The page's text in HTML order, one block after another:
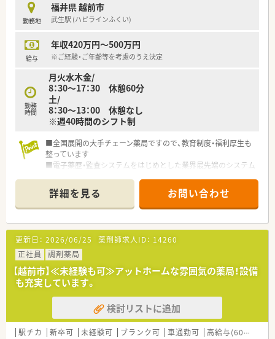
勤務地
福井県 越前市
武生駅 (ハピラインふくい)
給与
年収420万円～500万円
※ご経験・ご年齢等を考慮のうえ決定
勤務
時間
月火水木金/
8：30～17：30 休憩60分
土/
8：30～13：00 休憩なし
※週40時間のシフト制
■全国展開の大手チェーン薬局ですので、教育制度・福利厚生も
整っています
■電子薬歴・監査システムをはじめとした業界最先端のシステム
います。
詳細を見る お問い合わせ
更新日： 2026/06/25 薬剤師求人ID： 14260
正社員
調剤薬局
【越前市】≪未経験も可≫アットホームな雰囲気の薬局！設備
も充実しています。
検討リストに追加
駅チカ 新卒可 未経験可 ブランク可 車通勤可 高給与(600万円以上)